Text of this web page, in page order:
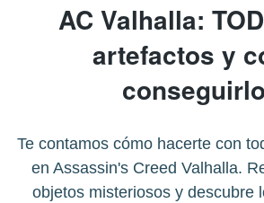
AC Valhalla:
artefactos y
Te contamos cómo hacerte con
en Assassin's Creed Valhalla.
objetos misteriosos y descubre